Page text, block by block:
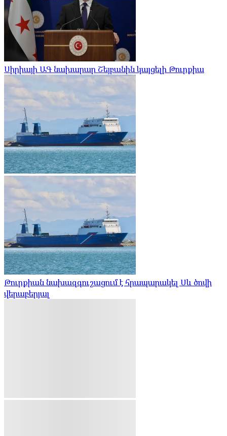
Սիրիայի ԱԳ նախարար Շեյբանին կայցելի Թուրքիա
Թուրքիան նախազգուշացում է հրապարակել Սև ծովի
վերաբերյալ